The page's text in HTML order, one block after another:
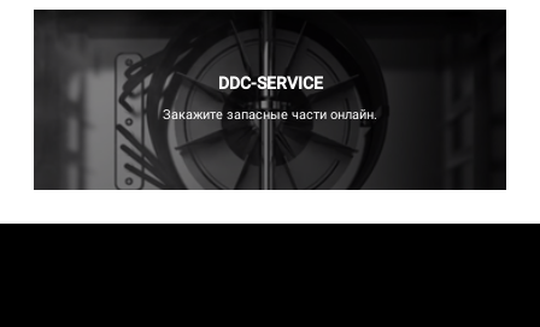
DDC-SERVICE
Закажите запасные части онлайн.